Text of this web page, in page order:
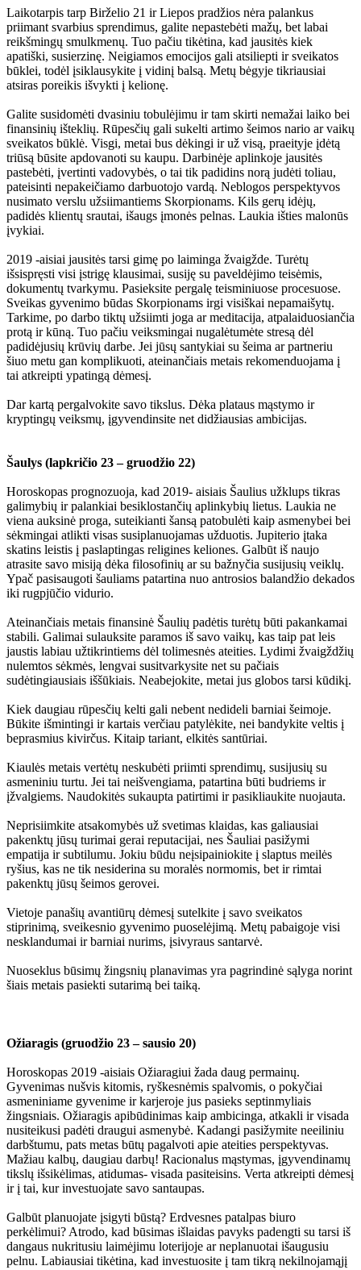
Laikotarpis tarp Birželio 21 ir Liepos pradžios nėra palankus
priimant svarbius sprendimus, galite nepastebėti mažų, bet labai
reikšmingų smulkmenų. Tuo pačiu tikėtina, kad jausitės kiek
apatiški, susierzinę. Neigiamos emocijos gali atsiliepti ir sveikatos
būklei, todėl įsiklausykite į vidinį balsą. Metų bėgyje tikriausiai
atsiras poreikis išvykti į kelionę.
Galite susidomėti dvasiniu tobulėjimu ir tam skirti nemažai laiko bei
finansinių išteklių. Rūpesčių gali sukelti artimo šeimos nario ar vaikų
sveikatos būklė. Visgi, metai bus dėkingi ir už visą, praeityje įdėtą
triūsą būsite apdovanoti su kaupu. Darbinėje aplinkoje jausitės
pastebėti, įvertinti vadovybės, o tai tik padidins norą judėti toliau,
pateisinti nepakeičiamo darbuotojo vardą. Neblogos perspektyvos
nusimato verslu užsiimantiems Skorpionams. Kils gerų idėjų,
padidės klientų srautai, išaugs įmonės pelnas. Laukia išties malonūs
įvykiai.
2019 -aisiai jausitės tarsi gimę po laiminga žvaigžde. Turėtų
išsispręsti visi įstrigę klausimai, susiję su paveldėjimo teisėmis,
dokumentų tvarkymu. Pasieksite pergalę teisminiuose procesuose.
Sveikas gyvenimo būdas Skorpionams irgi visiškai nepamaišytų.
Tarkime, po darbo tiktų užsiimti joga ar meditacija, atpalaiduosiančia
protą ir kūną. Tuo pačiu veiksmingai nugalėtumėte stresą dėl
padidėjusių krūvių darbe. Jei jūsų santykiai su šeima ar partneriu
šiuo metu gan komplikuoti, ateinančiais metais rekomenduojama į
tai atkreipti ypatingą dėmesį.
Dar kartą pergalvokite savo tikslus. Dėka plataus mąstymo ir
kryptingų veiksmų, įgyvendinsite net didžiausias ambicijas.
Šaulys (lapkričio 23 – gruodžio 22)
Horoskopas prognozuoja, kad 2019- aisiais Šaulius užklups tikras
galimybių ir palankiai besiklostančių aplinkybių lietus. Laukia ne
viena auksinė proga, suteikianti šansą patobulėti kaip asmenybei bei
sėkmingai atlikti visas susiplanuojamas užduotis. Jupiterio įtaka
skatins leistis į paslaptingas religines keliones. Galbūt iš naujo
atrasite savo misiją dėka filosofinių ar su bažnyčia susijusių veiklų.
Ypač pasisaugoti šauliams patartina nuo antrosios balandžio dekados
iki rugpjūčio vidurio.
Ateinančiais metais finansinė Šaulių padėtis turėtų būti pakankamai
stabili. Galimai sulauksite paramos iš savo vaikų, kas taip pat leis
jaustis labiau užtikrintiems dėl tolimesnės ateities. Lydimi žvaigždžių
nulemtos sėkmės, lengvai susitvarkysite net su pačiais
sudėtingiausiais iššūkiais. Neabejokite, metai jus globos tarsi kūdikį.
Kiek daugiau rūpesčių kelti gali nebent nedideli barniai šeimoje.
Būkite išmintingi ir kartais verčiau patylėkite, nei bandykite veltis į
beprasmius kivirčus. Kitaip tariant, elkitės santūriai.
Kiaulės metais vertėtų neskubėti priimti sprendimų, susijusių su
asmeniniu turtu. Jei tai neišvengiama, patartina būti budriems ir
įžvalgiems. Naudokitės sukaupta patirtimi ir pasikliaukite nuojauta.
Neprisiimkite atsakomybės už svetimas klaidas, kas galiausiai
pakenktų jūsų turimai gerai reputacijai, nes Šauliai pasižymi
empatija ir subtilumu. Jokiu būdu neįsipainiokite į slaptus meilės
ryšius, kas ne tik nesiderina su moralės normomis, bet ir rimtai
pakenktų jūsų šeimos gerovei.
Vietoje panašių avantiūrų dėmesį sutelkite į savo sveikatos
stiprinimą, sveikesnio gyvenimo puoselėjimą. Metų pabaigoje visi
nesklandumai ir barniai nurims, įsivyraus santarvė.
Nuoseklus būsimų žingsnių planavimas yra pagrindinė sąlyga norint
šiais metais pasiekti sutarimą bei taiką.
Ožiaragis (gruodžio 23 – sausio 20)
Horoskopas 2019 -aisiais Ožiaragiui žada daug permainų.
Gyvenimas nušvis kitomis, ryškesnėmis spalvomis, o pokyčiai
asmeniniame gyvenime ir karjeroje jus pasieks septinmyliais
žingsniais. Ožiaragis apibūdinimas kaip ambicinga, atkakli ir visada
nusiteikusi padėti draugui asmenybė. Kadangi pasižymite neeiliniu
darbštumu, pats metas būtų pagalvoti apie ateities perspektyvas.
Mažiau kalbų, daugiau darbų! Racionalus mąstymas, įgyvendinamų
tikslų išsikėlimas, atidumas- visada pasiteisins. Verta atkreipti dėmesį
ir į tai, kur investuojate savo santaupas.
Galbūt planuojate įsigyti būstą? Erdvesnes patalpas biuro
perkėlimui? Atrodo, kad būsimas išlaidas pavyks padengti su tarsi iš
dangaus nukritusiu laimėjimu loterijoje ar neplanuotai išaugusiu
pelnu. Labiausiai tikėtina, kad investuosite į tam tikrą nekilnojamąjį